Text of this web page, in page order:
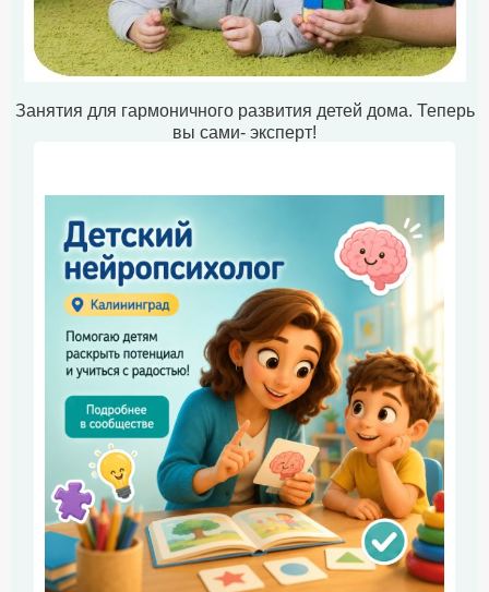
Занятия для гармоничного развития детей дома. Теперь
вы сами- эксперт!